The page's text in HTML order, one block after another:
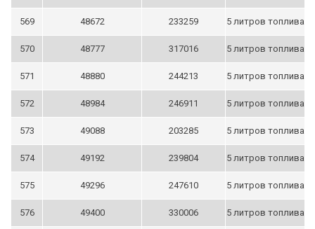
569 48672 233259 5 литров топлива
570 48777 317016 5 литров топлива
571 48880 244213 5 литров топлива
572 48984 246911 5 литров топлива
573 49088 203285 5 литров топлива
574 49192 239804 5 литров топлива
575 49296 247610 5 литров топлива
576 49400 330006 5 литров топлива